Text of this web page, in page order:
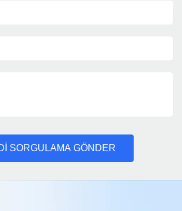
SORGULAMA GÖNDER